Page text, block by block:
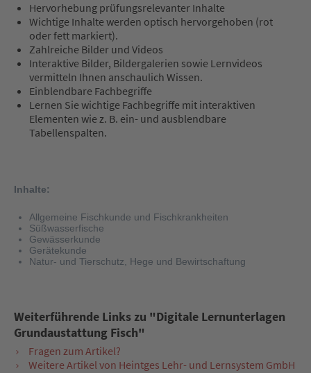
Hervorhebung prüfungsrelevanter Inhalte
Wichtige Inhalte werden optisch hervorgehoben (rot
oder fett markiert).
Zahlreiche Bilder und Videos
Interaktive Bilder, Bildergalerien sowie Lernvideos
vermitteln Ihnen anschaulich Wissen.
Einblendbare Fachbegriffe
Lernen Sie wichtige Fachbegriffe mit interaktiven
Elementen wie z. B. ein- und ausblendbare
Tabellenspalten.
Inhalte:
Allgemeine Fischkunde und Fischkrankheiten
Süßwasserfische
Gewässerkunde
Gerätekunde
Natur- und Tierschutz, Hege und Bewirtschaftung
Weiterführende Links zu "Digitale Lernunterlagen
Grundaustattung Fisch"
Fragen zum Artikel?
Weitere Artikel von Heintges Lehr- und Lernsystem GmbH